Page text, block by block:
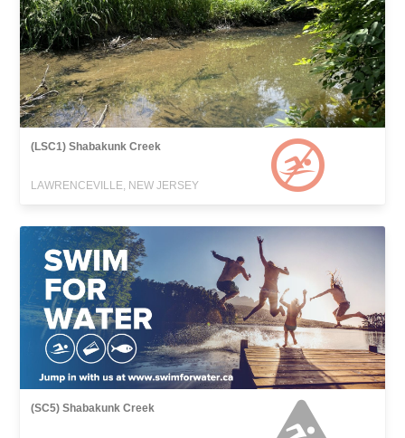
(LSC1) Shabakunk Creek
LAWRENCEVILLE, NEW JERSEY
(SC5) Shabakunk Creek